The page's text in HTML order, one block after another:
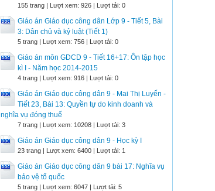
155 trang | Lượt xem: 926 | Lượt tải: 0
Giáo án Giáo dục công dân Lớp 9 - Tiết 5, Bài
3: Dân chủ và kỷ luật (Tiết 1)
5 trang | Lượt xem: 756 | Lượt tải: 0
Giáo án môn GDCD 9 - Tiết 16+17: Ôn tập học
kì I - Năm học 2014-2015
4 trang | Lượt xem: 916 | Lượt tải: 0
Giáo án Giáo dục công dân 9 - Mai Thị Luyến -
Tiết 23, Bài 13: Quyền tự do kinh doanh và
nghĩa vụ đóng thuế
7 trang | Lượt xem: 10208 | Lượt tải: 3
Giáo án Giáo dục công dân 9 - Học kỳ I
23 trang | Lượt xem: 6400 | Lượt tải: 1
Giáo án Giáo dục công dân 9 bài 17: Nghĩa vụ
bảo vệ tổ quốc
5 trang | Lượt xem: 6047 | Lượt tải: 5